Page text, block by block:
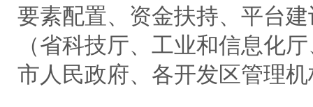
要素配置、资金扶持、平台
（省科技厅、工业和信息化
市人民政府、各开发区管理